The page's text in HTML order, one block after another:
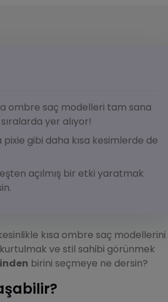
ombre saç modelleri tam sana
yer alıyor!
gibi daha kısa kesimlerde de
açılmış bir etki yaratmak
kısa ombre saç modellerini
ve stil sahibi görünmek
birini seçmeye ne dersin?